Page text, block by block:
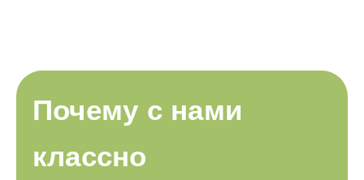
Почему с нами
классно